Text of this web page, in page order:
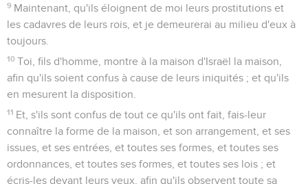
9 Maintenant, qu'ils éloignent de moi leurs prostitutions et
les cadavres de leurs rois, et je demeurerai au milieu d'eux à
toujours.
10 Toi, fils d'homme, montre à la maison d'Israël la maison,
afin qu'ils soient confus à cause de leurs iniquités ; et qu'ils
en mesurent la disposition.
11 Et, s'ils sont confus de tout ce qu'ils ont fait, fais-leur
connaître la forme de la maison, et son arrangement, et ses
issues, et ses entrées, et toutes ses formes, et toutes ses
ordonnances, et toutes ses formes, et toutes ses lois ; et
écris-les devant leurs yeux, afin qu'ils observent toute sa